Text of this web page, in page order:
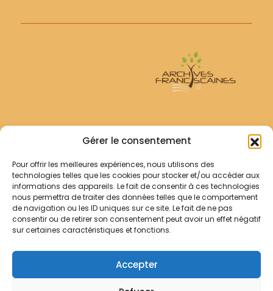
Gérer le consentement
Pour offrir les meilleures expériences, nous utilisons des
technologies telles que les cookies pour stocker et/ou accéder aux
informations des appareils. Le fait de consentir à ces technologies
nous permettra de traiter des données telles que le comportement
de navigation ou les ID uniques sur ce site. Le fait de ne pas
consentir ou de retirer son consentement peut avoir un effet négatif
sur certaines caractéristiques et fonctions.
Accepter
Archives Franciscaines
RECHERCHER
Comment chercher ?
Les archives
Notre démarche
Contact